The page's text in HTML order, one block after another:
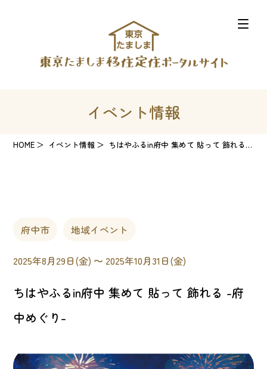
イベント情報
HOME イベント情報 ちはやふるin府中 集めて 貼って 飾れる -府中めぐり-
府中市 地域イベント
2025年8月29日(金) 〜 2025年10月31日(金)
ちはやふるin府中 集めて 貼って 飾れる -府
中めぐり-